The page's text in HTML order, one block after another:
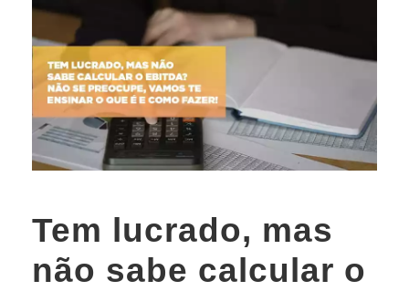
Tem lucrado, mas
não sabe calcular o